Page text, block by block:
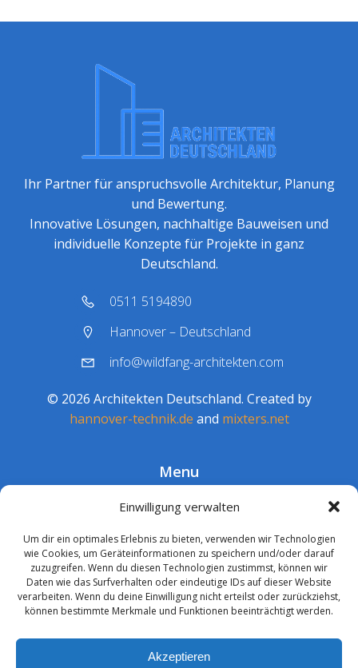
Einwilligung verwalten
Um dir ein optimales Erlebnis zu bieten, verwenden wir Technologien
wie Cookies, um Geräteinformationen zu speichern und/oder darauf
zuzugreifen. Wenn du diesen Technologien zustimmst, können wir
Daten wie das Surfverhalten oder eindeutige IDs auf dieser Website
verarbeiten. Wenn du deine Einwilligung nicht erteilst oder zurückziehst,
können bestimmte Merkmale und Funktionen beeinträchtigt werden.
Akzeptieren
Ihr Partner für anspruchsvolle Architektur, Planung
und Bewertung.
Innovative Lösungen, nachhaltige Bauweisen und
individuelle Konzepte für Projekte in ganz
Deutschland.
0511 5194890
Hannover – Deutschland
info@wildfang-architekten.com
© 2026 Architekten Deutschland. Created by
hannover-technik.de and mixters.net
Menu
Barrierefreiheit
Impressum